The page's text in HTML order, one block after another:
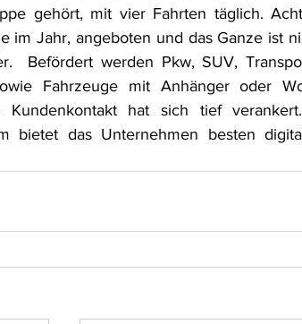
gehört, mit vier Fahrten täglich.
im Jahr, angeboten und das Ganze ist
Befördert werden Pkw, SUV,
Fahrzeuge mit Anhänger oder
Kundenkontakt hat sich tief
bietet das Unternehmen besten